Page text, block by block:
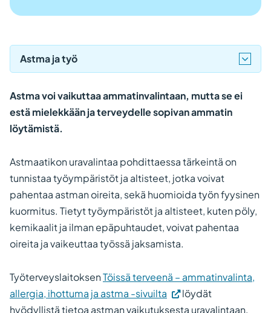
Astma ja työ
Astma voi vaikuttaa ammatinvalintaan, mutta se ei
estä mielekkään ja terveydelle sopivan ammatin
löytämistä.
Astmaatikon uravalintaa pohdittaessa tärkeintä on
tunnistaa työympäristöt ja altisteet, jotka voivat
pahentaa astman oireita, sekä huomioida työn fyysinen
kuormitus. Tietyt työympäristöt ja altisteet, kuten pöly,
kemikaalit ja ilman epäpuhtaudet, voivat pahentaa
oireita ja vaikeuttaa työssä jaksamista.
TyöterveyslaitoksenTöissä terveenä – ammatinvalinta,
allergia, ihottuma ja astma -sivuilta (Vieraile
ulkoisella
löydät
hyödyllistä tietoa astman vaikutuksesta uravalintaan,